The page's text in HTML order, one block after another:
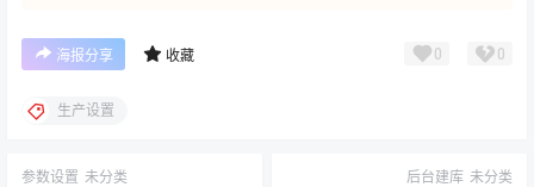
海报分享 收藏 0 0
生产设置
参数设置 未分类 后台建库 未分类